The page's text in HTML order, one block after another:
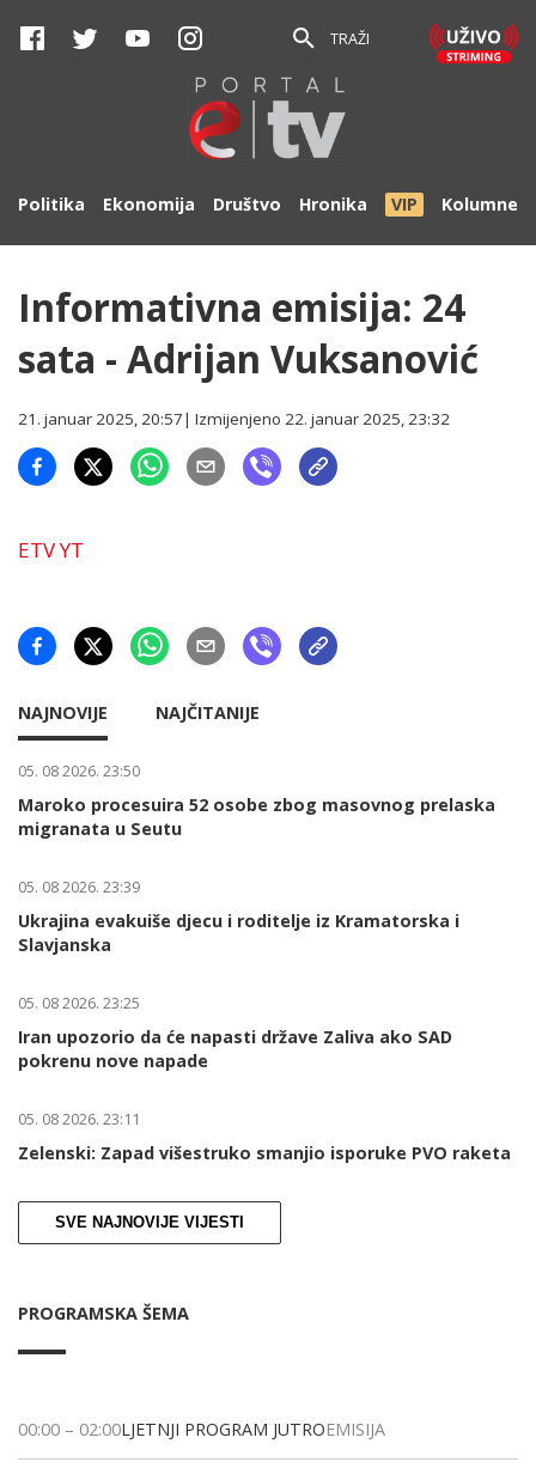
TRAŽI
Politika Ekonomija Društvo Hronika VIP Kolumne
Informativna emisija: 24
sata - Adrijan Vuksanović
21. januar 2025, 20:57| Izmijenjeno 22. januar 2025, 23:32
ETV YT
NAJNOVIJE NAJČITANIJE
05. 08 2026. 23:50
Maroko procesuira 52 osobe zbog masovnog prelaska
migranata u Seutu
05. 08 2026. 23:39
Ukrajina evakuiše djecu i roditelje iz Kramatorska i
Slavjanska
05. 08 2026. 23:25
Iran upozorio da će napasti države Zaliva ako SAD
pokrenu nove napade
05. 08 2026. 23:11
Zelenski: Zapad višestruko smanjio isporuke PVO raketa
SVE NAJNOVIJE VIJESTI
PROGRAMSKA ŠEMA
00:00 – 02:00LJETNJI PROGRAM JUTROEMISIJA